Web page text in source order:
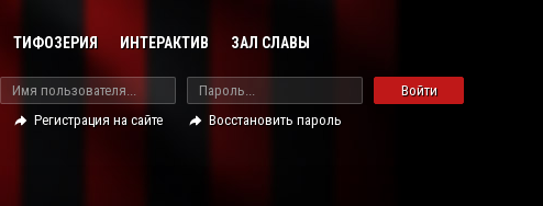
ТИФОЗЕРИЯ ИНТЕРАКТИВ ЗАЛ СЛАВЫ
Войти
Регистрация на сайте
Восстановить пароль